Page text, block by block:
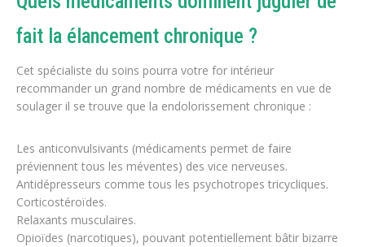
fait la élancement chronique ?
Cet spécialiste du soins pourra votre for intérieur
recommander un grand nombre de médicaments en vue de
soulager il se trouve que la endolorissement chronique :
Les anticonvulsivants (médicaments permet de faire
préviennent tous les méventes) des vice nerveuses.
Antidépresseurs comme tous les psychotropes tricycliques.
Corticostéroïdes.
Relaxants musculaires.
Opioïdes (narcotiques), pouvant potentiellement bâtir bizarre